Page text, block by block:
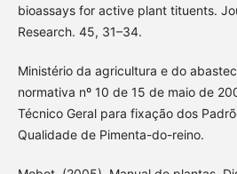
bioassays for active plant tituents.
Research. 45, 31–34.
Ministério da agricultura e do
normativa nº 10 de 15 de maio de
Técnico Geral para fixação dos
Qualidade de Pimenta-do-reino.